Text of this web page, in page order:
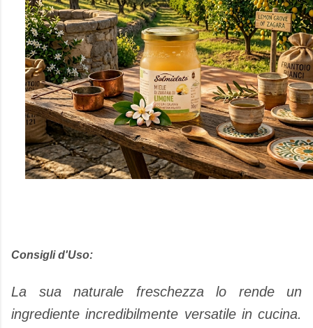
Consigli d'Uso:
La sua naturale freschezza lo rende un
ingrediente incredibilmente versatile in cucina.